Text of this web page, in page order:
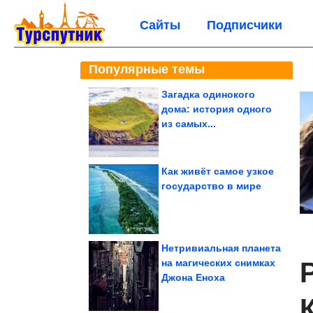
Сайты Подписчики
Популярные темы
Загадка одинокого
дома: история одного
из самых...
Как живёт самое узкое
государство в мире
Нетривиальная планета
на магических снимках
Джона Еноха